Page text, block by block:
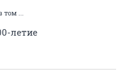
...
летие